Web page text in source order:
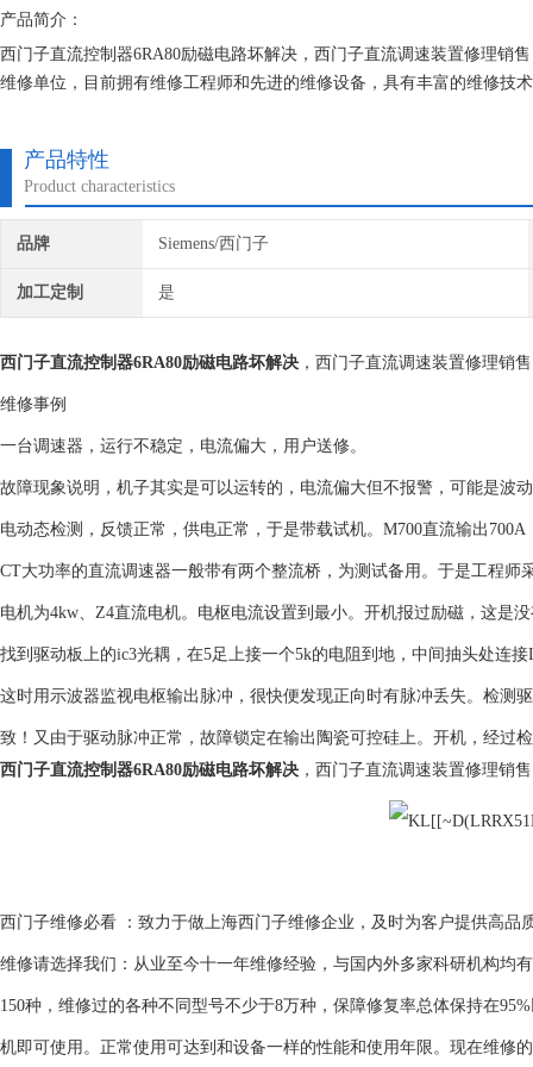
产品简介：
西门子直流控制器6RA80励磁电路坏解决，西门子直流调速装置修理销
维修单位，目前拥有维修工程师和先进的维修设备，具有丰富的维修技
产品特性
Product characteristics
品牌 Siemens/西门子
加工定制 是
西门子直流控制器6RA80励磁电路坏解决 ，西门子直流调速装置修理销售
维修事例
一台调速器，运行不稳定，电流偏大，用户送修。
故障现象说明，机子其实是可以运转的，电流偏大但不报警，可能是波
电动态检测，反馈正常，供电正常，于是带载试机。M700直流输出
CT大功率的直流调速器一般带有两个整流桥，为测试备用。于是工程
电机为4kw、Z4直流电机。电枢电流设置到最小。开机报过励磁，这是
找到驱动板上的ic3光耦，在5足上接一个5k的电阻到地，中间抽头处连
这时用示波器监视电枢输出脉冲，很快便发现正向时有脉冲丢失。检测
致！又由于驱动脉冲正常，故障锁定在输出陶瓷可控硅上。开机，经过
西门子直流控制器6RA80励磁电路坏解决 ，西门子直流调速装置修理销售
西门子维修必看 ：致力于做上海西门子维修企业，及时为客户提供高品
维修请选择我们：从业至今十一年维修经验，与国内外多家科研机构均
150种，维修过的各种不同型号不少于8万种，保障修复率总体保持在
机即可使用。正常使用可达到和设备一样的性能和使用年限。现在维修